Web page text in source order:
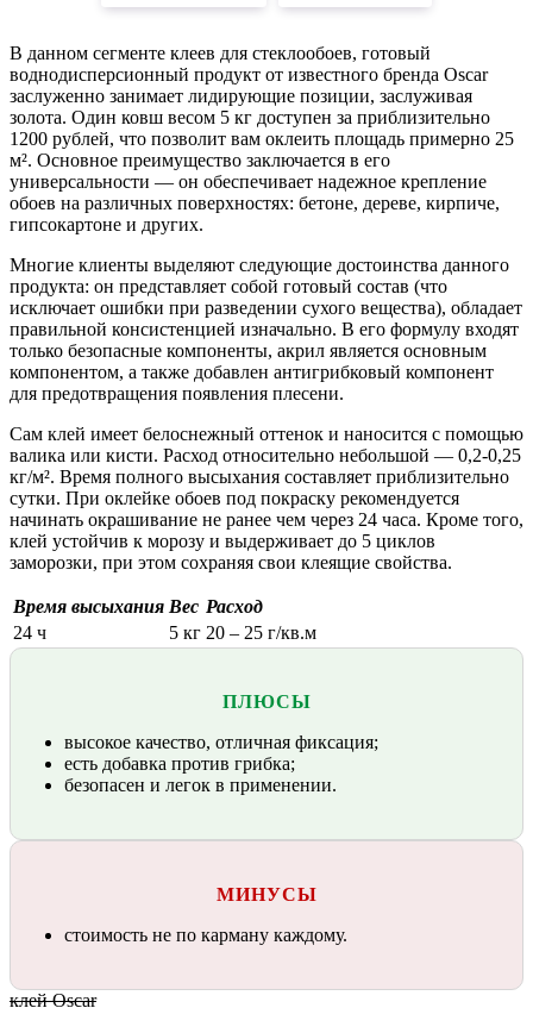
В данном сегменте клеев для стеклообоев, готовый
воднодисперсионный продукт от известного бренда Oscar
заслуженно занимает лидирующие позиции, заслуживая
золота. Один ковш весом 5 кг доступен за приблизительно
1200 рублей, что позволит вам оклеить площадь примерно 25
м². Основное преимущество заключается в его
универсальности — он обеспечивает надежное крепление
обоев на различных поверхностях: бетоне, дереве, кирпиче,
гипсокартоне и других.
Многие клиенты выделяют следующие достоинства данного
продукта: он представляет собой готовый состав (что
исключает ошибки при разведении сухого вещества), обладает
правильной консистенцией изначально. В его формулу входят
только безопасные компоненты, акрил является основным
компонентом, а также добавлен антигрибковый компонент
для предотвращения появления плесени.
Сам клей имеет белоснежный оттенок и наносится с помощью
валика или кисти. Расход относительно небольшой — 0,2-0,25
кг/м². Время полного высыхания составляет приблизительно
сутки. При оклейке обоев под покраску рекомендуется
начинать окрашивание не ранее чем через 24 часа. Кроме того,
клей устойчив к морозу и выдерживает до 5 циклов
заморозки, при этом сохраняя свои клеящие свойства.
Время высыхания Вес Расход
24 ч
5 кг 20 – 25 г/кв.м
ПЛЮСЫ
высокое качество, отличная фиксация;
есть добавка против грибка;
безопасен и легок в применении.
МИНУСЫ
стоимость не по карману каждому.
клей Oscar